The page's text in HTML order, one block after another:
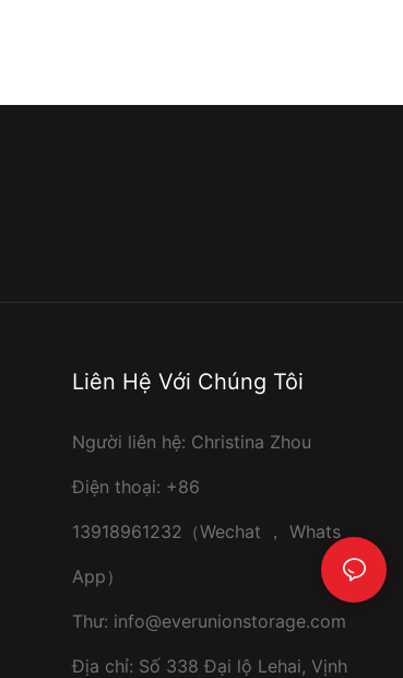
Liên Hệ Với Chúng Tôi
Người liên hệ: Christina Zhou
Điện thoại: +86
13918961232（Wechat ， Whats
App）
Thư: info@everunionstorage.com
Địa chỉ: Số 338 Đại lộ Lehai, Vịnh